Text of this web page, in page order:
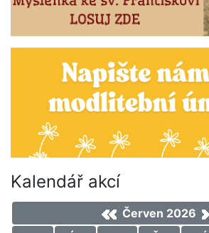
Kalendář akcí
Červen 2026